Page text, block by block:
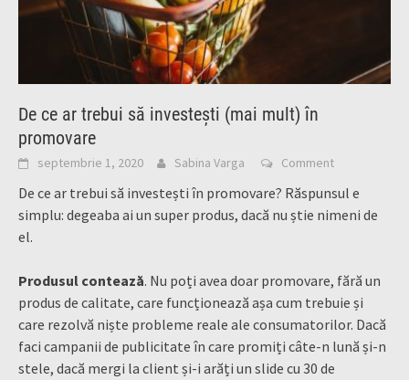
De ce ar trebui să investești (mai mult) în
promovare
septembrie 1, 2020 Sabina Varga Comment
De ce ar trebui să investești în promovare? Răspunsul e
simplu: degeaba ai un super produs, dacă nu știe nimeni de
el.
Produsul contează. Nu poți avea doar promovare, fără un
produs de calitate, care funcționează așa cum trebuie și
care rezolvă niște probleme reale ale consumatorilor. Dacă
faci campanii de publicitate în care promiți câte-n lună și-n
stele, dacă mergi la client și-i arăți un slide cu 30 de